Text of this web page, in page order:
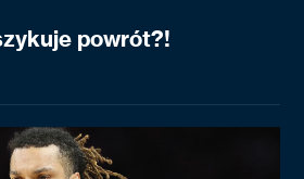
powrót?!